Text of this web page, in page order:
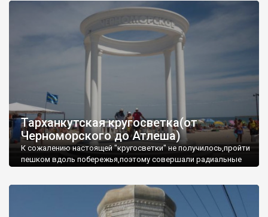
Тарханкутская кругосветка(от
Черноморского до Атлеша)
К сожалению настоящей "кругосветки" не получилось,пройти
пешком вдоль побережья,поэтому совершали радиальные